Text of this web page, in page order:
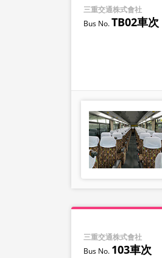
三重交通株式會社
TB02車次
三重交通株式會社
103車次